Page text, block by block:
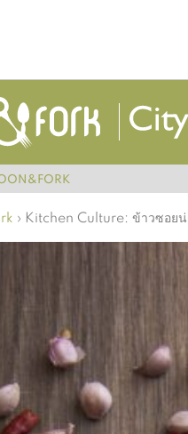
› Kitchen Culture: ข้าวซอยน่